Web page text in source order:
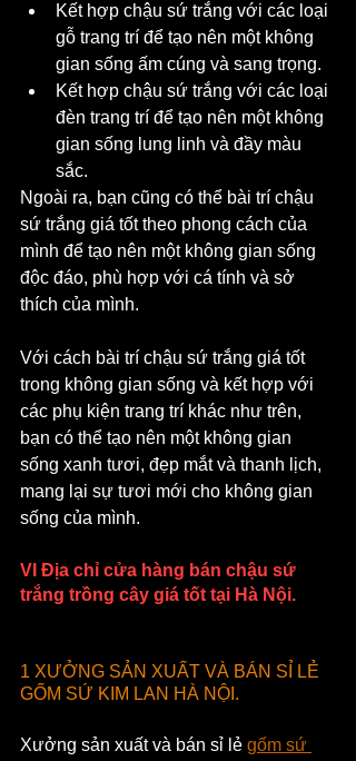
Kết hợp chậu sứ trắng với các loại
gỗ trang trí để tạo nên một không
gian sống ấm cúng và sang trọng.
Kết hợp chậu sứ trắng với các loại
đèn trang trí để tạo nên một không
gian sống lung linh và đầy màu
sắc.
Ngoài ra, bạn cũng có thể bài trí chậu
sứ trắng giá tốt theo phong cách của
mình để tạo nên một không gian sống
độc đáo, phù hợp với cá tính và sở
thích của mình.
Với cách bài trí chậu sứ trắng giá tốt
trong không gian sống và kết hợp với
các phụ kiện trang trí khác như trên,
bạn có thể tạo nên một không gian
sống xanh tươi, đẹp mắt và thanh lịch,
mang lại sự tươi mới cho không gian
sống của mình.
VI Địa chỉ cửa hàng bán chậu sứ
trắng trồng cây giá tốt tại Hà Nội.
1 XƯỞNG SẢN XUẤT VÀ BÁN SỈ LẺ
GỐM SỨ KIM LAN HÀ NỘI.
Xưởng sản xuất và bán sỉ lẻ gốm sứ